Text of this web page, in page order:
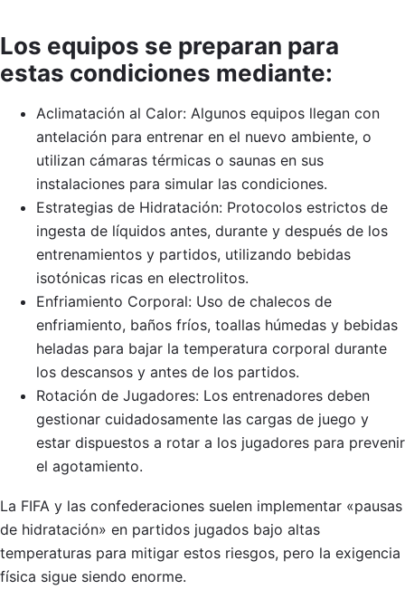
Los equipos se preparan para
estas condiciones mediante:
Aclimatación al Calor: Algunos equipos llegan con
antelación para entrenar en el nuevo ambiente, o
utilizan cámaras térmicas o saunas en sus
instalaciones para simular las condiciones.
Estrategias de Hidratación: Protocolos estrictos de
ingesta de líquidos antes, durante y después de los
entrenamientos y partidos, utilizando bebidas
isotónicas ricas en electrolitos.
Enfriamiento Corporal: Uso de chalecos de
enfriamiento, baños fríos, toallas húmedas y bebidas
heladas para bajar la temperatura corporal durante
los descansos y antes de los partidos.
Rotación de Jugadores: Los entrenadores deben
gestionar cuidadosamente las cargas de juego y
estar dispuestos a rotar a los jugadores para prevenir
el agotamiento.
La FIFA y las confederaciones suelen implementar «pausas
de hidratación» en partidos jugados bajo altas
temperaturas para mitigar estos riesgos, pero la exigencia
física sigue siendo enorme.